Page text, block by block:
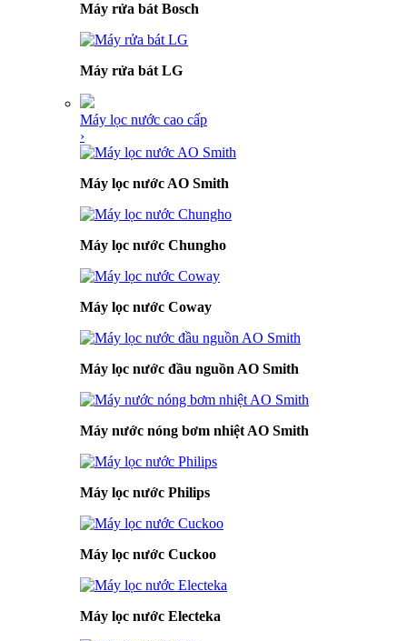
Máy rửa bát Bosch
Máy rửa bát LG
Máy lọc nước cao cấp
›
Máy lọc nước AO Smith
Máy lọc nước Chungho
Máy lọc nước Coway
Máy lọc nước đầu nguồn AO Smith
Máy nước nóng bơm nhiệt AO Smith
Máy lọc nước Philips
Máy lọc nước Cuckoo
Máy lọc nước Electeka